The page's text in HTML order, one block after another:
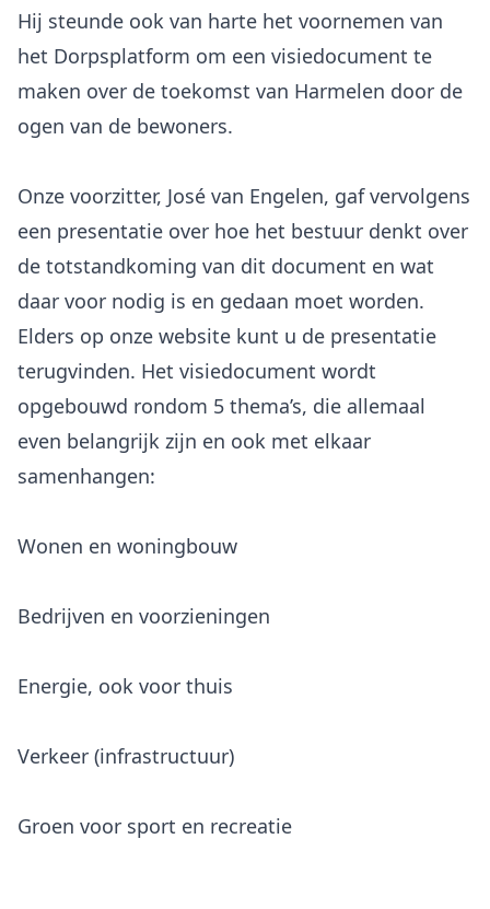
Hij steunde ook van harte het voornemen van
het Dorpsplatform om een visiedocument te
maken over de toekomst van Harmelen door de
ogen van de bewoners.
Onze voorzitter, José van Engelen, gaf vervolgens
een presentatie over hoe het bestuur denkt over
de totstandkoming van dit document en wat
daar voor nodig is en gedaan moet worden.
Elders op onze website kunt u de presentatie
terugvinden. Het visiedocument wordt
opgebouwd rondom 5 thema’s, die allemaal
even belangrijk zijn en ook met elkaar
Wonen en woningbouw
Bedrijven en voorzieningen
Energie, ook voor thuis
Verkeer (infrastructuur)
Groen voor sport en recreatie